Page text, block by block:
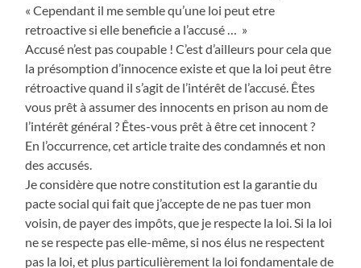
« Cependant il me semble qu’une loi peut etre
retroactive si elle beneficie a l’accusé … »
Accusé n’est pas coupable ! C’est d’ailleurs pour cela que
la présomption d’innocence existe et que la loi peut être
rétroactive quand il s’agit de l’intérêt de l’accusé. Êtes
vous prêt à assumer des innocents en prison au nom de
l’intérêt général ? Êtes-vous prêt à être cet innocent ?
En l’occurrence, cet article traite des condamnés et non
des accusés.
Je considère que notre constitution est la garantie du
pacte social qui fait que j’accepte de ne pas tuer mon
voisin, de payer des impôts, que je respecte la loi. Si la loi
ne se respecte pas elle-même, si nos élus ne respectent
pas la loi, et plus particulièrement la loi fondamentale de